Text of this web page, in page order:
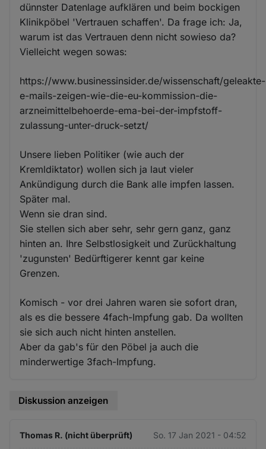
dünnster Datenlage aufklären und beim bockigen
Klinikpöbel 'Vertrauen schaffen'. Da frage ich: Ja,
warum ist das Vertrauen denn nicht sowieso da?
Vielleicht wegen sowas:
https://www.businessinsider.de/wissenschaft/geleakte-
e-mails-zeigen-wie-die-eu-kommission-die-
arzneimittelbehoerde-ema-bei-der-impfstoff-
zulassung-unter-druck-setzt/
Unsere lieben Politiker (wie auch der
Kremldiktator) wollen sich ja laut vieler
Ankündigung durch die Bank alle impfen lassen.
Später mal.
Wenn sie dran sind.
Sie stellen sich aber sehr, sehr gern ganz, ganz
hinten an. Ihre Selbstlosigkeit und Zurückhaltung
'zugunsten' Bedürftigerer kennt gar keine
Grenzen.
Komisch - vor drei Jahren waren sie sofort dran,
als es die bessere 4fach-Impfung gab. Da wollten
sie sich auch nicht hinten anstellen.
Aber da gab's für den Pöbel ja auch die
minderwertige 3fach-Impfung.
Diskussion anzeigen
Thomas R. (nicht überprüft) So. 17 Jan 2021 - 04:52